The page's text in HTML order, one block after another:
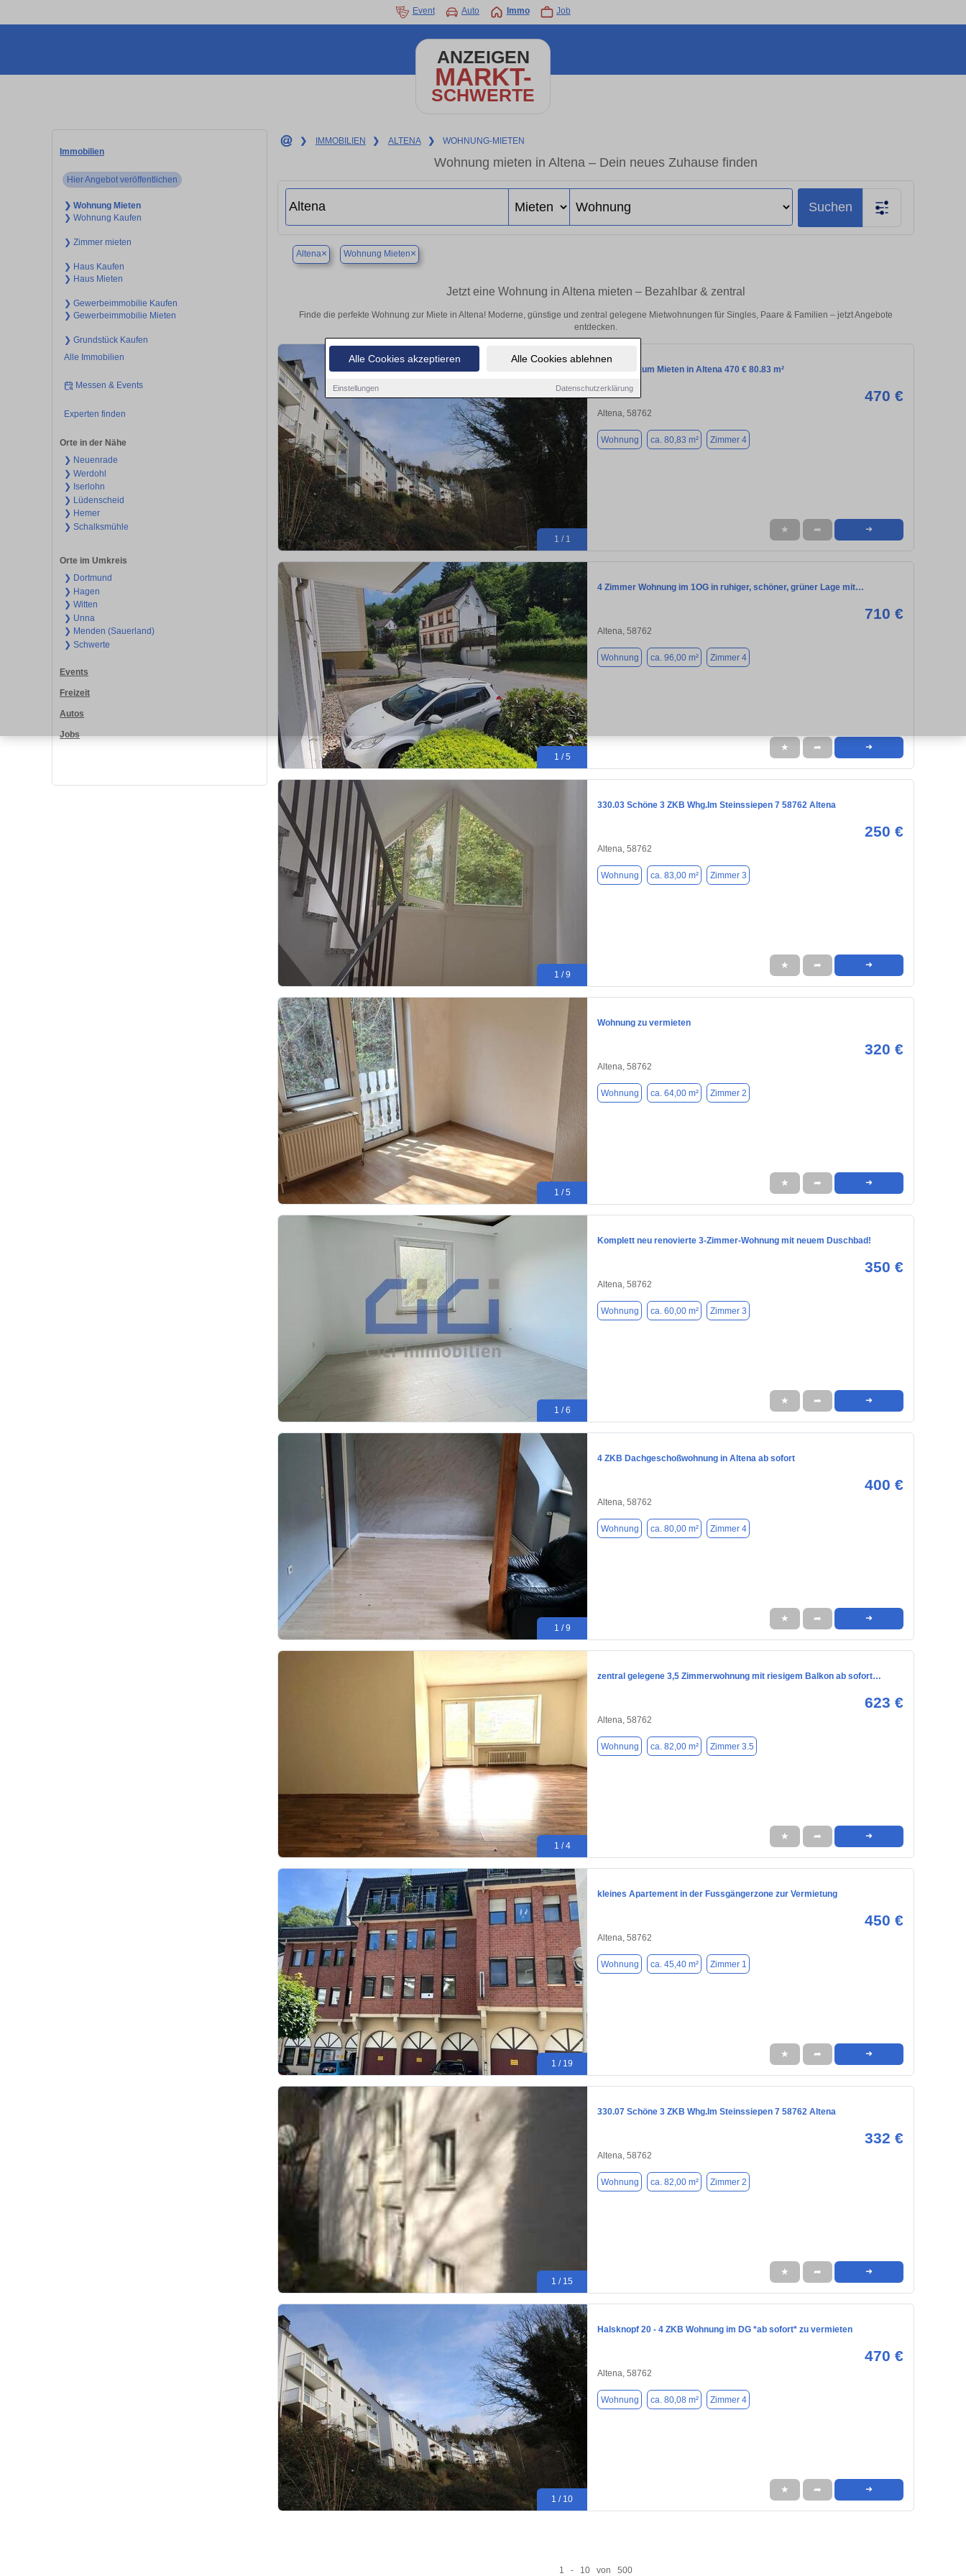
Alle Cookies akzeptieren Alle Cookies ablehnen
Einstellungen Datenschutzerklärung
Event Auto Immo Job
ANZEIGEN
MARKT-
SCHWERTE
Immobilien
Hier Angebot veröffentlichen
❯ Wohnung Mieten
❯ Wohnung Kaufen
❯ Zimmer mieten
❯ Haus Kaufen
❯ Haus Mieten
❯ Gewerbeimmobilie Kaufen
❯ Gewerbeimmobilie Mieten
❯ Grundstück Kaufen
Alle Immobilien
Messen & Events
Experten finden
Orte in der Nähe
❯ Neuenrade
❯ Werdohl
❯ Iserlohn
❯ Lüdenscheid
❯ Hemer
❯ Schalksmühle
Orte im Umkreis
❯ Dortmund
❯ Hagen
❯ Witten
❯ Unna
❯ Menden (Sauerland)
❯ Schwerte
Events
Freizeit
Autos
Jobs
❯ IMMOBILIEN ❯ ALTENA ❯ WOHNUNG-MIETEN
Wohnung mieten in Altena – Dein neues Zuhause finden
Suchen
Altena× Wohnung Mieten×
Jetzt eine Wohnung in Altena mieten – Bezahlbar & zentral
Finde die perfekte Wohnung zur Miete in Altena! Moderne, günstige und zentral gelegene Mietwohnungen für Singles, Paare & Familien – jetzt Angebote
entdecken.
1 / 1
Wohnung zum Mieten in Altena 470 € 80.83 m²
470 €
Altena, 58762
Wohnung ca. 80,83 m² Zimmer 4
★ ➦ ➜
1 / 5
4 Zimmer Wohnung im 1OG in ruhiger, schöner, grüner Lage mit…
710 €
Altena, 58762
Wohnung ca. 96,00 m² Zimmer 4
★ ➦ ➜
1 / 9
330.03 Schöne 3 ZKB Whg.Im Steinssiepen 7 58762 Altena
250 €
Altena, 58762
Wohnung ca. 83,00 m² Zimmer 3
★ ➦ ➜
1 / 5
Wohnung zu vermieten
320 €
Altena, 58762
Wohnung ca. 64,00 m² Zimmer 2
★ ➦ ➜
1 / 6
Komplett neu renovierte 3-Zimmer-Wohnung mit neuem Duschbad!
350 €
Altena, 58762
Wohnung ca. 60,00 m² Zimmer 3
★ ➦ ➜
1 / 9
4 ZKB Dachgeschoßwohnung in Altena ab sofort
400 €
Altena, 58762
Wohnung ca. 80,00 m² Zimmer 4
★ ➦ ➜
1 / 4
zentral gelegene 3,5 Zimmerwohnung mit riesigem Balkon ab sofort…
623 €
Altena, 58762
Wohnung ca. 82,00 m² Zimmer 3.5
★ ➦ ➜
1 / 19
kleines Apartement in der Fussgängerzone zur Vermietung
450 €
Altena, 58762
Wohnung ca. 45,40 m² Zimmer 1
★ ➦ ➜
1 / 15
330.07 Schöne 3 ZKB Whg.Im Steinssiepen 7 58762 Altena
332 €
Altena, 58762
Wohnung ca. 82,00 m² Zimmer 2
★ ➦ ➜
1 / 10
Halsknopf 20 - 4 ZKB Wohnung im DG *ab sofort* zu vermieten
470 €
Altena, 58762
Wohnung ca. 80,08 m² Zimmer 4
★ ➦ ➜
1 - 10 von 500